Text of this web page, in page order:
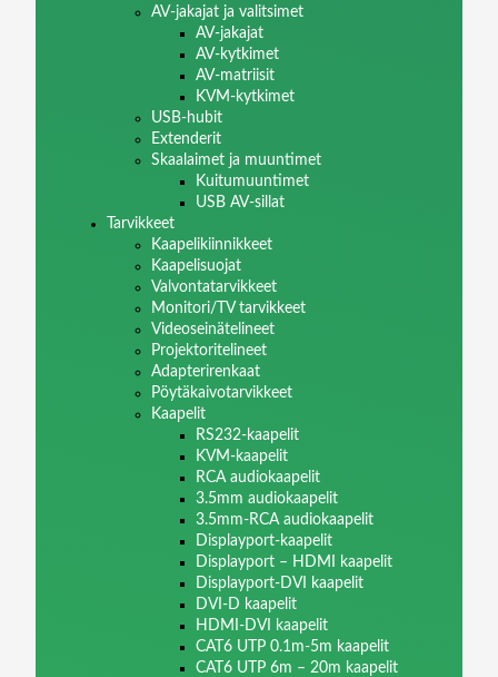
AV-jakajat ja valitsimet
AV-jakajat
AV-kytkimet
AV-matriisit
KVM-kytkimet
USB-hubit
Extenderit
Skaalaimet ja muuntimet
Kuitumuuntimet
USB AV-sillat
Tarvikkeet
Kaapelikiinnikkeet
Kaapelisuojat
Valvontatarvikkeet
Monitori/TV tarvikkeet
Videoseinätelineet
Projektoritelineet
Adapterirenkaat
Pöytäkaivotarvikkeet
Kaapelit
RS232-kaapelit
KVM-kaapelit
RCA audiokaapelit
3.5mm audiokaapelit
3.5mm-RCA audiokaapelit
Displayport-kaapelit
Displayport – HDMI kaapelit
Displayport-DVI kaapelit
DVI-D kaapelit
HDMI-DVI kaapelit
CAT6 UTP 0.1m-5m kaapelit
CAT6 UTP 6m – 20m kaapelit